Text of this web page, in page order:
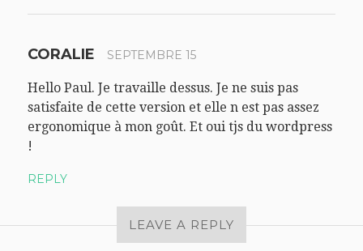
CORALIE SEPTEMBRE 15
Hello Paul. Je travaille dessus. Je ne suis pas
satisfaite de cette version et elle n est pas assez
ergonomique à mon goût. Et oui tjs du wordpress
!
REPLY
LEAVE A REPLY